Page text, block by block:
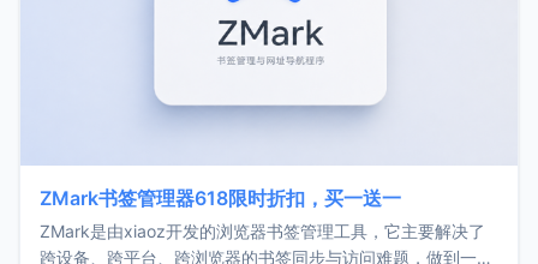
ZMark书签管理器618限时折扣，买一送一
ZMark是由xiaoz开发的浏览器书签管理工具，它主要解决了
跨设备、跨平台、跨浏览器的书签同步与访问难题，做到一处